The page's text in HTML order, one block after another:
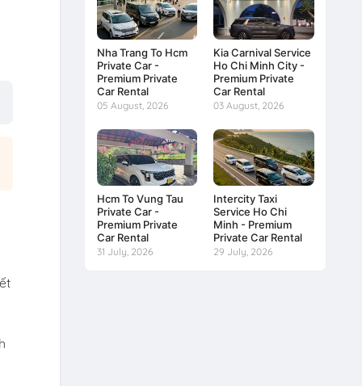
Nha Trang To Hcm
Private Car -
Premium Private
Car Rental
05 August, 2026
Kia Carnival Service
Ho Chi Minh City -
Premium Private
Car Rental
03 August, 2026
Hcm To Vung Tau
Private Car -
Premium Private
Car Rental
31 July, 2026
Intercity Taxi
Service Ho Chi
Minh - Premium
Private Car Rental
29 July, 2026